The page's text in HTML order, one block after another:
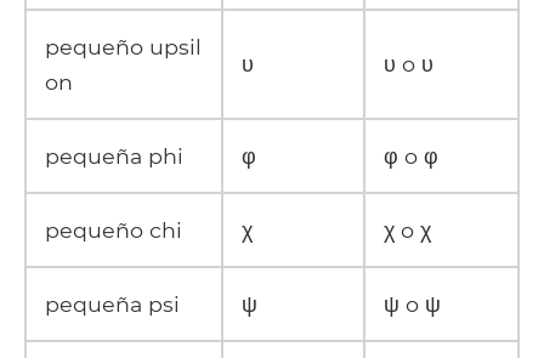
pequeño upsil
on
υ υ o υ
pequeña phi φ φ o φ
pequeño chi χ χ o χ
pequeña psi ψ ψ o ψ